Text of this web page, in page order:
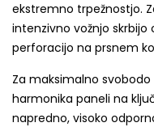
ekstremno trpežnostjo.
intenzivno vožnjo skrbijo
perforacijo na prsnem
Za maksimalno
harmonika paneli na
napredno, visoko